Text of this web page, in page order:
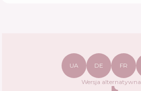
UA DE FR
Wersja alternatywna